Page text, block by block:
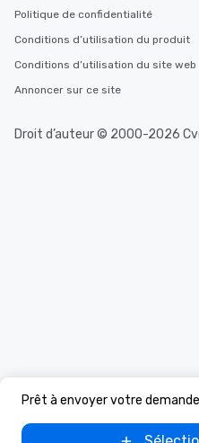
Prêt à envoyer votre
Politique de confidentialité
Conditions d’utilisation du produit
Conditions d’utilisation du site web
Annoncer sur ce site
Droit d’auteur © 2000-2026